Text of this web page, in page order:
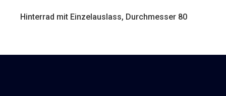
Hinterrad mit Einzelauslass, Durchmesser 80